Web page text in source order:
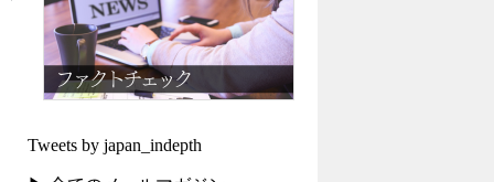
Tweets by japan_indepth